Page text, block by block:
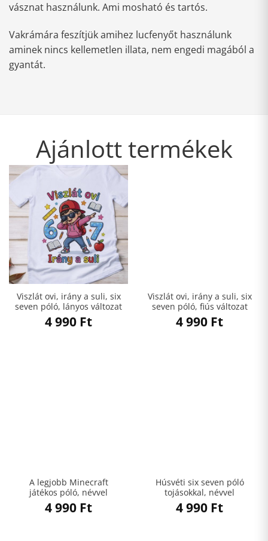
vásznat használunk. Ami mosható és tartós.
Vakrámára feszítjük amihez lucfenyőt használunk
aminek nincs kellemetlen illata, nem engedi magából a
gyantát.
Ajánlott termékek
Viszlát ovi, irány a suli, six
seven póló, lányos változat
4 990 Ft
Viszlát ovi, irány a suli, six
seven póló, fiús változat
4 990 Ft
A legjobb Minecraft
játékos póló, névvel
4 990 Ft
Húsvéti six seven póló
tojásokkal, névvel
4 990 Ft